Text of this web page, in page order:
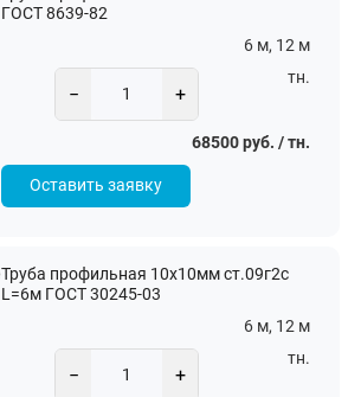
ГОСТ 8639-82
6 м, 12 м
− +
тн.
68500 руб. / тн.
Оставить заявку
Труба профильная 10х10мм ст.09г2с
L=6м ГОСТ 30245-03
6 м, 12 м
− +
тн.